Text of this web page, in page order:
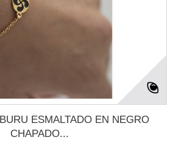
ESMALTADO EN NEGRO
CHAPADO...